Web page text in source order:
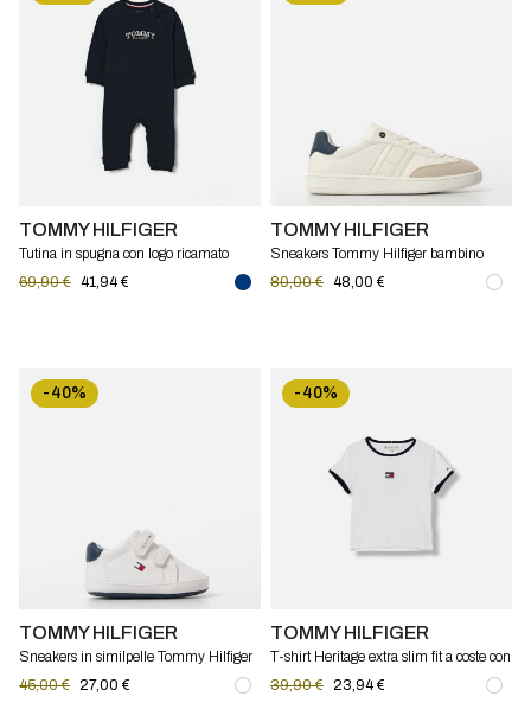
TOMMY HILFIGER
Tutina in spugna con logo ricamato
Tommy Hilfiger
69,90 € 41,94 €
TOMMY HILFIGER
Sneakers Tommy Hilfiger bambino
80,00 € 48,00 €
-40%
TOMMY HILFIGER
Sneakers in similpelle Tommy Hilfiger
bambino
45,00 € 27,00 €
-40%
TOMMY HILFIGER
T-shirt Heritage extra slim fit a coste con
bandiera Tommy Hilfiger
39,90 € 23,94 €